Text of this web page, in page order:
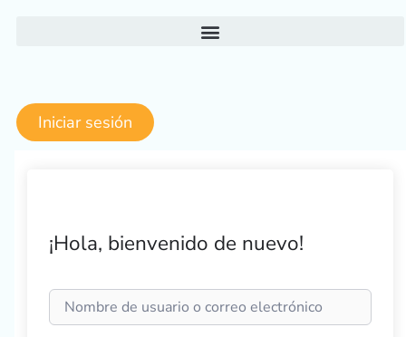
Iniciar sesión
¡Hola, bienvenido de nuevo!